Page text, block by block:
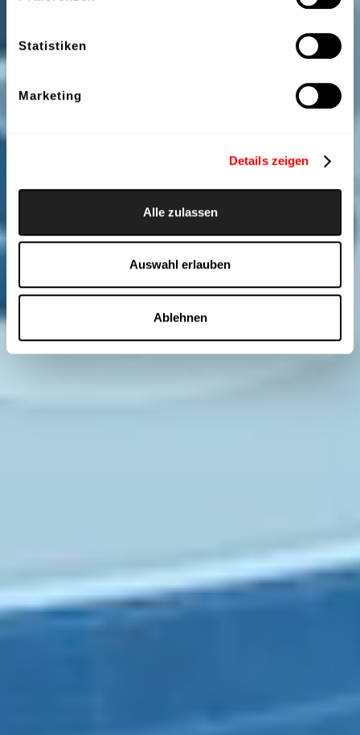
Statistiken
Marketing
Details zeigen
Alle zulassen
Auswahl erlauben
Ablehnen